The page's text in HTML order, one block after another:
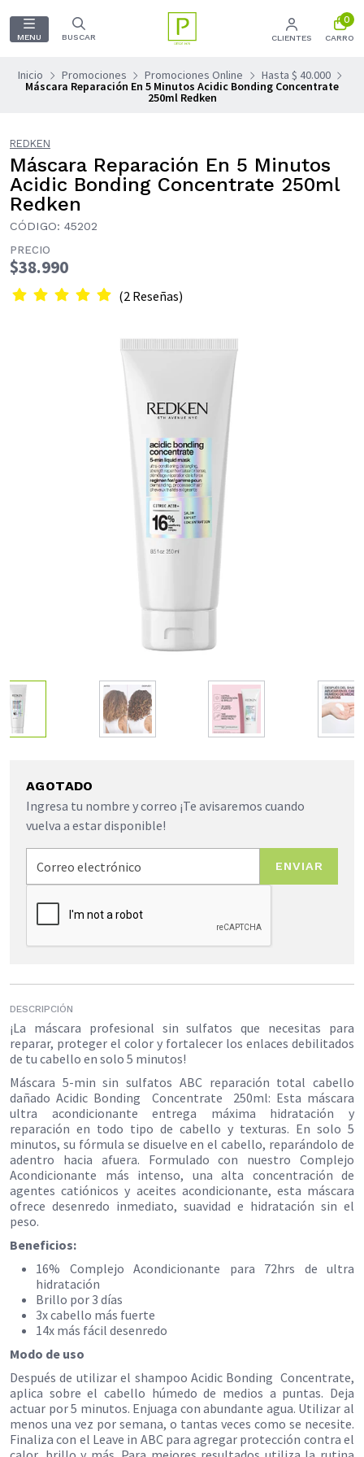
MENU BUSCAR CLIENTES
0
CARRO
Inicio Promociones Promociones Online Hasta $ 40.000
Máscara Reparación En 5 Minutos Acidic Bonding Concentrate
250ml Redken
REDKEN
Máscara Reparación En 5 Minutos
Acidic Bonding Concentrate 250ml
Redken
CÓDIGO: 45202
PRECIO
$38.990
(2 Reseñas)
AGOTADO
Ingresa tu nombre y correo ¡Te avisaremos cuando
vuelva a estar disponible!
ENVIAR
DESCRIPCIÓN
¡La máscara profesional sin sulfatos que necesitas para
reparar, proteger el color y fortalecer los enlaces debilitados
de tu cabello en solo 5 minutos!
Máscara 5-min sin sulfatos ABC reparación total cabello
dañado Acidic Bonding
Concentrate
250ml: Esta máscara
ultra acondicionante entrega máxima hidratación y
reparación en todo tipo de cabello y texturas. En solo 5
minutos, su fórmula se disuelve en el cabello, reparándolo de
adentro hacia afuera. Formulado con nuestro Complejo
Acondicionante más intenso, una alta concentración de
agentes catiónicos y aceites acondicionante, esta máscara
ofrece desenredo inmediato, suavidad e hidratación sin el
peso.
Beneficios:
16% Complejo Acondicionante para 72hrs de ultra
hidratación
Brillo por 3 días
3x cabello más fuerte
14x más fácil desenredo
Modo de uso
Después de utilizar el shampoo Acidic Bonding Concentrate,
aplica sobre el cabello húmedo de medios a puntas. Deja
actuar por 5 minutos. Enjuaga con abundante agua. Utilizar al
menos una vez por semana, o tantas veces como se necesite.
Finaliza con el Leave in ABC para agregar protección contra el